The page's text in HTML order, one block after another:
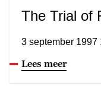
The Trial of
3 september 1997
Lees meer